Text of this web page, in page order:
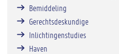
Bemiddeling
Gerechtsdeskundige
Inlichtingenstudies
Haven